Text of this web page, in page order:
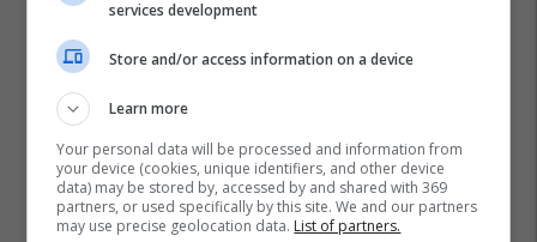
services development
Store and/or access information on a device
Learn more
Your personal data will be processed and information from
your device (cookies, unique identifiers, and other device
data) may be stored by, accessed by and shared with 369
partners, or used specifically by this site. We and our partners
may use precise geolocation data. List of partners.